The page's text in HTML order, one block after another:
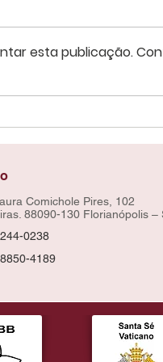
esta publicação.
Comichole Pires, 102
88090-130 Florianópolis –
0238
4189